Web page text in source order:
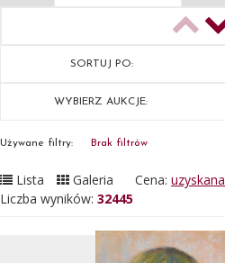
SORTUJ PO:
WYBIERZ AUKCJE:
Używane filtry: Brak filtrów
Lista Galeria Cena: uzyskana
Liczba wyników: 32445